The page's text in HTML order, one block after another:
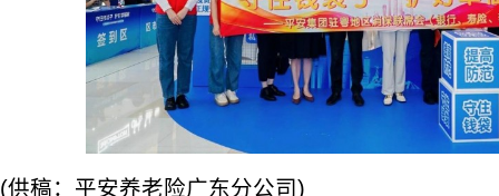
(供稿：平安养老险广东分公司)